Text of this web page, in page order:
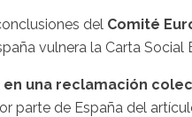
del Comité
vulnera la Carta Social
una reclamación
parte de España del